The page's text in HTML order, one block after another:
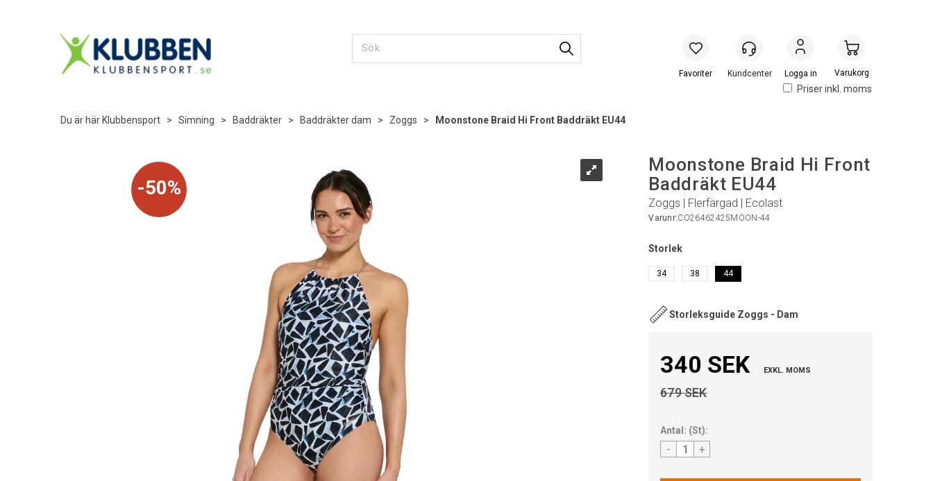
Priser inkl. moms
Logga in Handlevogn
Du är här Klubbensport > Simning > Baddräkter > Baddräkter dam > Zoggs > Moonstone Braid Hi Front Baddräkt EU44
50%
Moonstone Braid Hi Front
Baddräkt EU44
Zoggs | Flerfärgad | Ecolast
Varunr:CO26462425MOON-44
Storlek
34 38 44
Storleksguide Zoggs - Dam
340 SEK EXKL. MOMS
679 SEK
Antal: (St):
- +